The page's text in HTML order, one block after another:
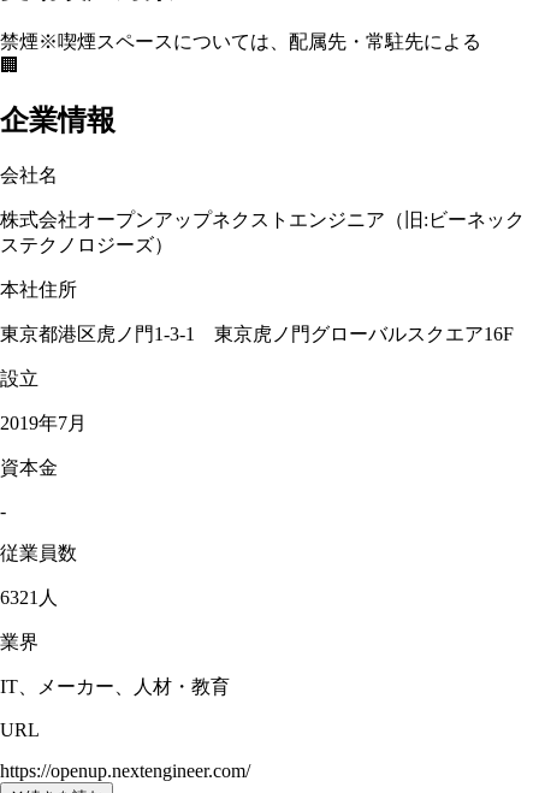
禁煙※喫煙スペースについては、配属先・常駐先による
🏢
企業情報
会社名
株式会社オープンアップネクストエンジニア（旧:ビーネック
ステクノロジーズ）
本社住所
東京都港区虎ノ門1-3-1 東京虎ノ門グローバルスクエア16F
設立
2019年7月
資本金
-
従業員数
6321人
業界
IT、メーカー、人材・教育
URL
https://openup.nextengineer.com/